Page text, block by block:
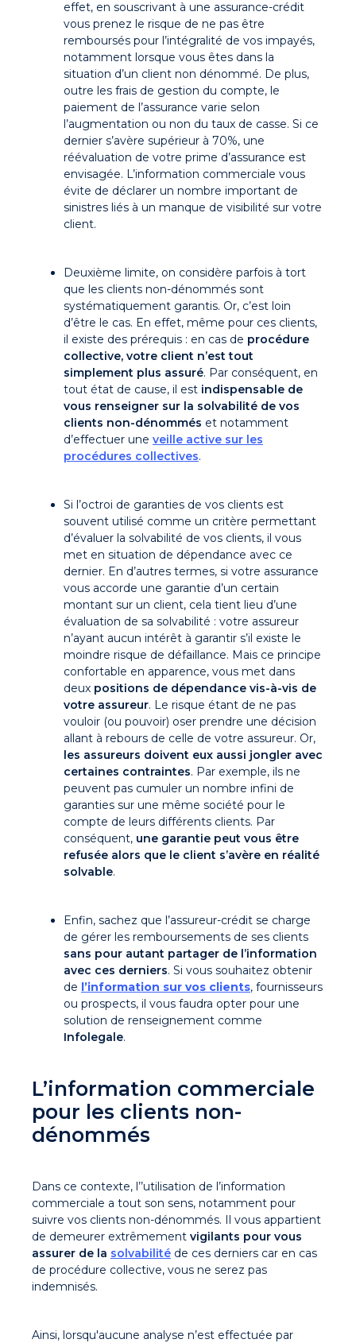
effet, en souscrivant à une assurance-crédit
vous prenez le risque de ne pas être
remboursés pour l’intégralité de vos impayés,
notamment lorsque vous êtes dans la
situation d’un client non dénommé. De plus,
outre les frais de gestion du compte, le
paiement de l’assurance varie selon
l’augmentation ou non du taux de casse. Si ce
dernier s’avère supérieur à 70%, une
réévaluation de votre prime d’assurance est
envisagée. L’information commerciale vous
évite de déclarer un nombre important de
sinistres liés à un manque de visibilité sur votre
client.
Deuxième limite, on considère parfois à tort
que les clients non-dénommés sont
systématiquement garantis. Or, c’est loin
d’être le cas. En effet, même pour ces clients,
il existe des prérequis : en cas de procédure
collective, votre client n’est tout
simplement plus assuré. Par conséquent, en
tout état de cause, il est indispensable de
vous renseigner sur la solvabilité de vos
clients non-dénommés et notamment
d’effectuer une veille active sur les
procédures collectives.
Si l’octroi de garanties de vos clients est
souvent utilisé comme un critère permettant
d’évaluer la solvabilité de vos clients, il vous
met en situation de dépendance avec ce
dernier. En d’autres termes, si votre assurance
vous accorde une garantie d’un certain
montant sur un client, cela tient lieu d’une
évaluation de sa solvabilité : votre assureur
n’ayant aucun intérêt à garantir s’il existe le
moindre risque de défaillance. Mais ce principe
confortable en apparence, vous met dans
deux positions de dépendance vis-à-vis de
votre assureur. Le risque étant de ne pas
vouloir (ou pouvoir) oser prendre une décision
allant à rebours de celle de votre assureur. Or,
les assureurs doivent eux aussi jongler avec
certaines contraintes. Par exemple, ils ne
peuvent pas cumuler un nombre infini de
garanties sur une même société pour le
compte de leurs différents clients. Par
conséquent, une garantie peut vous être
refusée alors que le client s’avère en réalité
solvable.
Enfin, sachez que l’assureur-crédit se charge
de gérer les remboursements de ses clients
sans pour autant partager de l’information
avec ces derniers. Si vous souhaitez obtenir
de l’information sur vos clients, fournisseurs
ou prospects, il vous faudra opter pour une
solution de renseignement comme
Infolegale.
L’information commerciale
pour les clients non-
dénommés
Dans ce contexte, l’’utilisation de l’information
commerciale a tout son sens, notamment pour
suivre vos clients non-dénommés. Il vous appartient
de demeurer extrêmement vigilants pour vous
assurer de la solvabilité de ces derniers car en cas
de procédure collective, vous ne serez pas
indemnisés.
Ainsi, lorsqu'aucune analyse n’est effectuée par